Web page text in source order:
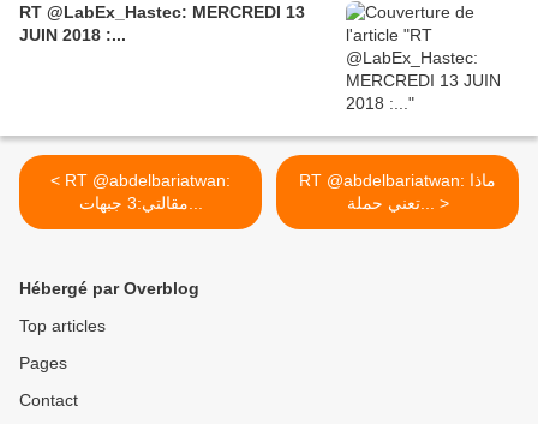
RT @LabEx_Hastec: MERCREDI 13
JUIN 2018 :...
< RT @abdelbariatwan:
RT @abdelbariatwan: ماذا
تعني حملة... >
Hébergé par Overblog
Top articles
Pages
Contact